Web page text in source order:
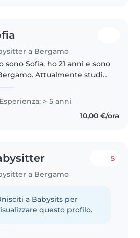
a Bergamo
sono Sofia, ho 21 anni e sono
Attualmente studio
amato i bambini di tutte
e per anni me ne sono
Ho una sorella..
Esperienza: > 5 anni
10,00 €/ora
a Bergamo
5
a Babysits per
questo profilo.